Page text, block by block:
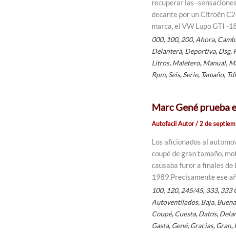
recuperar las -
decante por un Citroën
marca, el VW Lupo GTI -
000, 100,200,Ahora,
Delantera, Deportiva, Dsg,
Litros, Maletero, Manual,
Rpm, Seis, Serie, Tamaño, Tdi
Marc Gené prueba
Autofacil Autor/2 de
Los aficionados al
coupé de gran tamaño,
causaba furor a finales de
1989.Precisamente ese
100, 120, 245/45, 333, 333
Autoventilados, Baja, Buena
Coupé, Cuesta, Datos,
Gasta, Gené, Gracias, Gran,